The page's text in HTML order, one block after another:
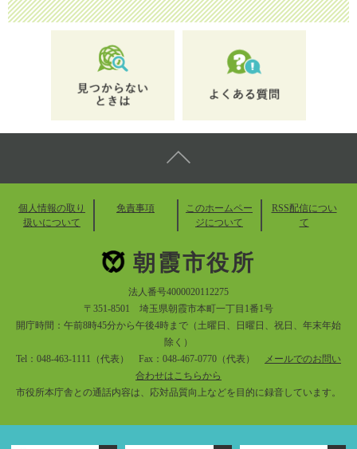
個人情報の取り
扱いについて
免責事項
このホームペー
ジについて
RSS配信につい
て
朝霞市役所
法人番号4000020112275
〒351-8501 埼玉県朝霞市本町一丁目1番1号
開庁時間：午前8時45分から午後4時まで（土曜日、日曜日、祝日、年末年始
除く）
Tel：048-463-1111（代表） Fax：048-467-0770（代表）
メールでのお問い
合わせはこちらから
市役所本庁舎との通話内容は、応対品質向上などを目的に録音しています。